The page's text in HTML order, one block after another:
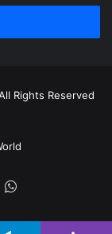
Rights Reserved
WhatsApp